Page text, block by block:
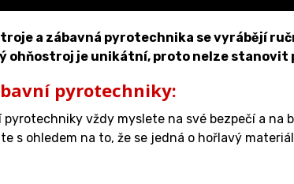
a zábavná pyrotechnika se vyrábějí
ohňostroj je unikátní, proto nelze stanovit
pyrotechniky:
pyrotechniky vždy myslete na své bezpečí a
s ohledem na to, že se jedná o hořlavý